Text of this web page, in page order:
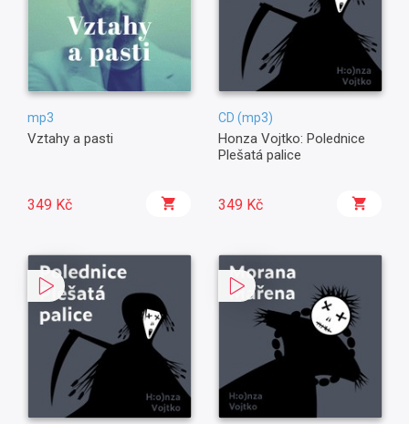
mp3
Vztahy a pasti
349 Kč
CD (mp3)
Honza Vojtko: Polednice
Plešatá palice
349 Kč